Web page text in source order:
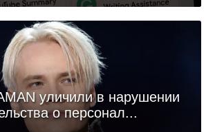
уличили в нарушении
о персонал...